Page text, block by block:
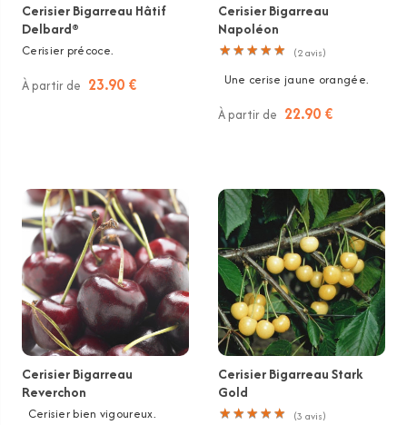
Cerisier Bigarreau Hâtif
Delbard®
Cerisier précoce.
À partir de 23.90 €
Cerisier Bigarreau
Napoléon
★ ★ ★ ★ ★
★ ★ ★ ★ ★ (2avis)
Une cerise jaune orangée.
À partir de 22.90 €
Cerisier Bigarreau
Reverchon
Cerisier bien vigoureux.
Cerisier Bigarreau Stark
Gold
★ ★ ★ ★ ★
★ ★ ★ ★ ★ (3 avis)